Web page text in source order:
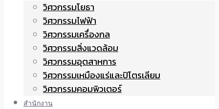
วิศวกรรมโยธา
วิศวกรรมไฟฟ้า
วิศวกรรมเครื่องกล
วิศวกรรมสิ่งแวดล้อม
วิศวกรรมอุตสาหการ
วิศวกรรมเหมืองแร่และปิโตรเลียม
วิศวกรรมคอมพิวเตอร์
สำนักงาน